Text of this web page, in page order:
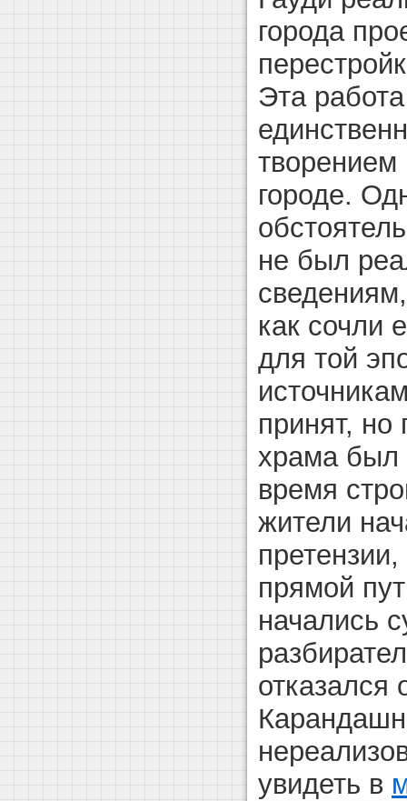
города
Эта
творением
городе.
не был
как сочли
для той
принят, но
храма был
время
жители
прямой
начались
отказался
увидеть в